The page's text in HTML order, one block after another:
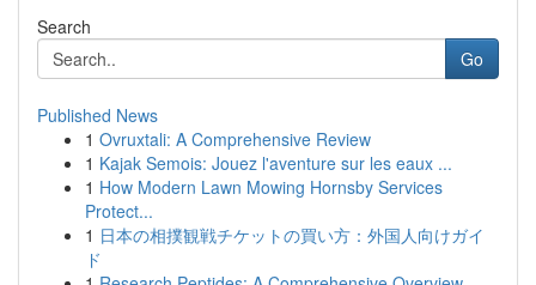
Search
Go
Published News
1 Ovruxtali: A Comprehensive Review
1 Kajak Semois: Jouez l'aventure sur les eaux ...
1 How Modern Lawn Mowing Hornsby Services
Protect...
1 日本の相撲観戦チケットの買い方：外国人向けガイ
ド